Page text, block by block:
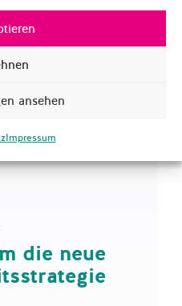
ansehen
Impressum
die neue